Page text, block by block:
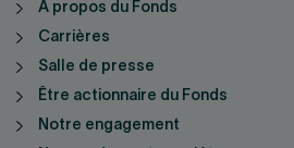
À propos du Fonds
Carrières
Salle de presse
Être actionnaire du Fonds
Notre engagement